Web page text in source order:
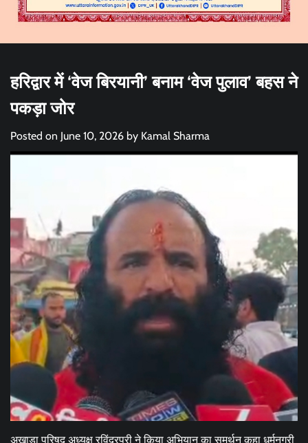
हरिद्वार में ‘वेज बिरयानी’ बनाम ‘वेज पुलाव’ बहस ने
पकड़ा जोर
Posted on June 10, 2026 by Kamal Sharma
अखाड़ा परिषद अध्यक्ष रविंद्रपुरी ने किया अभियान का समर्थन कहा धर्मनगरी